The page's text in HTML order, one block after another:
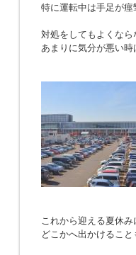
特に運転中は手足が
対処をしてもよくな
あまりに気分が悪い時
これから迎える夏休み
どこかへ出かけること